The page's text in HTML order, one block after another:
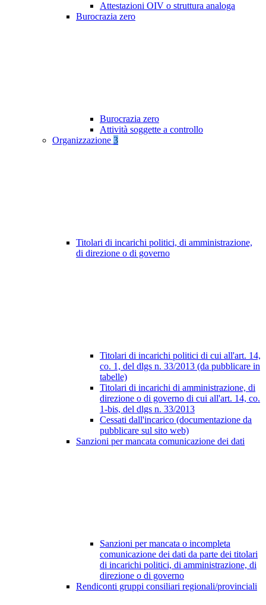
Attestazioni OIV o struttura analoga
Burocrazia zero
Burocrazia zero
Attività soggette a controllo
Organizzazione 3
Titolari di incarichi politici, di amministrazione,
di direzione o di governo
Titolari di incarichi politici di cui all'art. 14,
co. 1, del dlgs n. 33/2013 (da pubblicare in
tabelle)
Titolari di incarichi di amministrazione, di
direzione o di governo di cui all'art. 14, co.
1-bis, del dlgs n. 33/2013
Cessati dall'incarico (documentazione da
pubblicare sul sito web)
Sanzioni per mancata comunicazione dei dati
Sanzioni per mancata o incompleta
comunicazione dei dati da parte dei titolari
di incarichi politici, di amministrazione, di
direzione o di governo
Rendiconti gruppi consiliari regionali/provinciali